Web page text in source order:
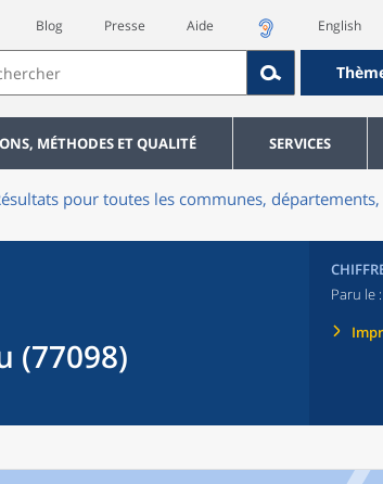
Blog Presse Aide English
MÉTHODES ET QUALITÉ SERVICES
pour toutes les communes,
(77098)
Paru le